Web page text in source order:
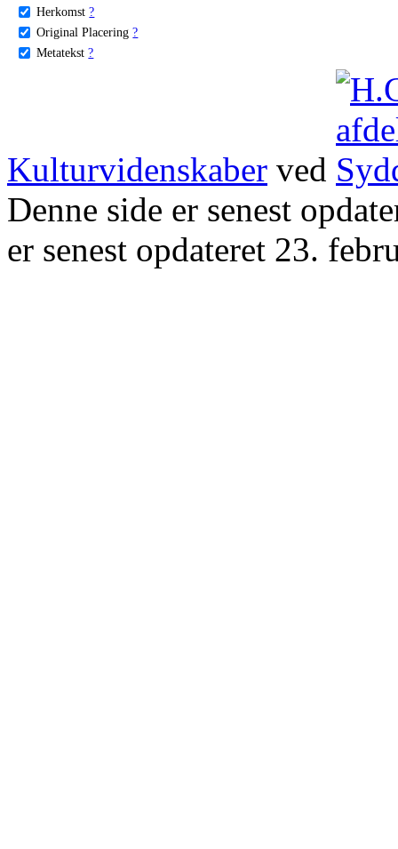
Herkomst ?
Original Placering ?
Metatekst ?
Kulturvidenskaber ved
Denne side er senest
er senest opdateret 23.